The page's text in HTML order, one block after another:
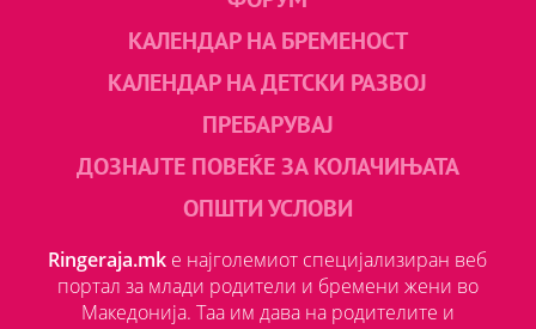
КАЛЕНДАР НА БРЕМЕНОСТ
КАЛЕНДАР НА ДЕТСКИ РАЗВОЈ
ПРЕБАРУВАЈ
ДОЗНАЈТЕ ПОВЕЌЕ ЗА КОЛАЧИЊАТА
ОПШТИ УСЛОВИ
Ringeraja.mk е најголемиот специјализиран веб
портал за млади родители и бремени жени во
Македонија. Таа им дава на родителите и